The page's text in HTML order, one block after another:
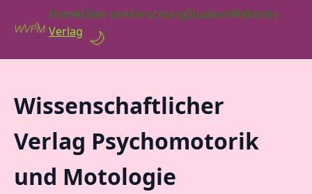
HomeÜber unsForschungStudiumWeblinks
Verlag 🌙
Wissenschaftlicher
Verlag Psychomotorik
und Motologie